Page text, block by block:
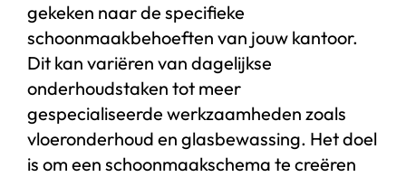
gekeken naar de specifieke
schoonmaakbehoeften van jouw kantoor.
Dit kan variëren van dagelijkse
onderhoudstaken tot meer
gespecialiseerde werkzaamheden zoals
vloeronderhoud en glasbewassing. Het doel
is om een schoonmaakschema te creëren